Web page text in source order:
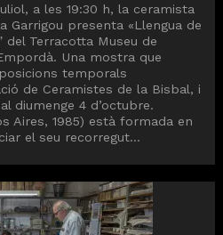
a les 19:30 h, la ceramista
Garrigou presenta «Llengua de
del Terracotta Museu de
Una mostra que
temporals
de Ceramistes de la Bisbal, i
diumenge 4 d’octubre.
Aires, 1985) està formada en
el seu recorregut...